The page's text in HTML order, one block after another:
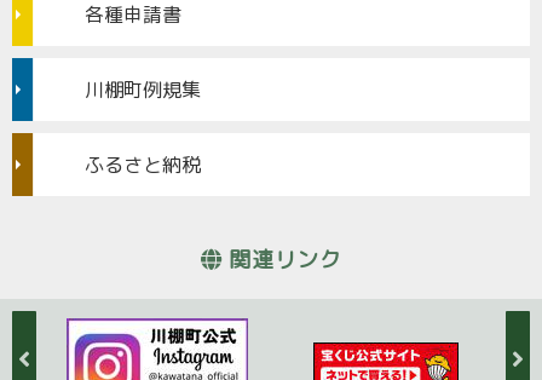
各種申請書
川棚町例規集
ふるさと納税
関連リンク